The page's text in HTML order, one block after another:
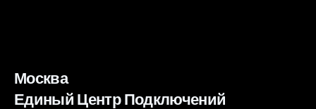
Москва
Единый Центр Подключений